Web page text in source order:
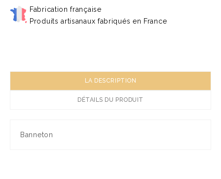
Fabrication française
Produits artisanaux fabriqués en France
LA DESCRIPTION
DÉTAILS DU PRODUIT
Banneton